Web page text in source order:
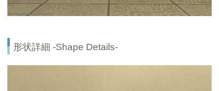
形状詳細 -Shape Details-